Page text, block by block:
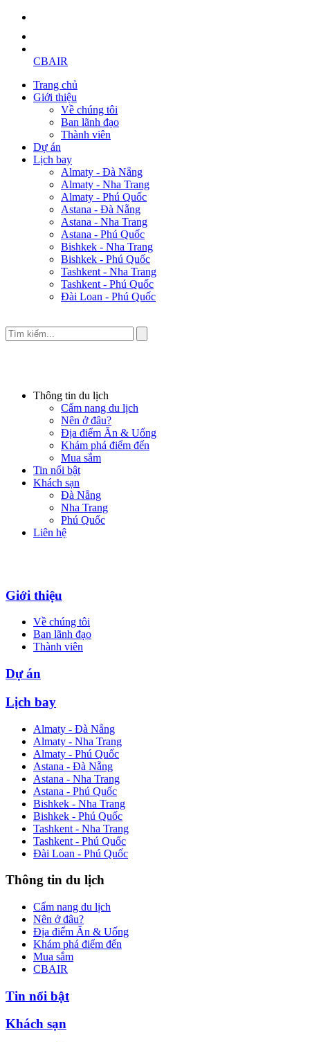
CBAIR
Trang chủ
Giới thiệu
Về chúng tôi
Ban lãnh đạo
Thành viên
Dự án
Lịch bay
Almaty - Đà Nẵng
Almaty - Nha Trang
Almaty - Phú Quốc
Astana - Đà Nẵng
Astana - Nha Trang
Astana - Phú Quốc
Bishkek - Nha Trang
Bishkek - Phú Quốc
Tashkent - Nha Trang
Tashkent - Phú Quốc
Đài Loan - Phú Quốc
Thông tin du lịch
Cẩm nang du lịch
Nên ở đâu?
Địa điểm Ăn & Uống
Khám phá điểm đến
Mua sắm
Tin nổi bật
Khách sạn
Đà Nẵng
Nha Trang
Phú Quốc
Liên hệ
Giới thiệu
Về chúng tôi
Ban lãnh đạo
Thành viên
Dự án
Lịch bay
Almaty - Đà Nẵng
Almaty - Nha Trang
Almaty - Phú Quốc
Astana - Đà Nẵng
Astana - Nha Trang
Astana - Phú Quốc
Bishkek - Nha Trang
Bishkek - Phú Quốc
Tashkent - Nha Trang
Tashkent - Phú Quốc
Đài Loan - Phú Quốc
Thông tin du lịch
Cẩm nang du lịch
Nên ở đâu?
Địa điểm Ăn & Uống
Khám phá điểm đến
Mua sắm
CBAIR
Tin nổi bật
Khách sạn